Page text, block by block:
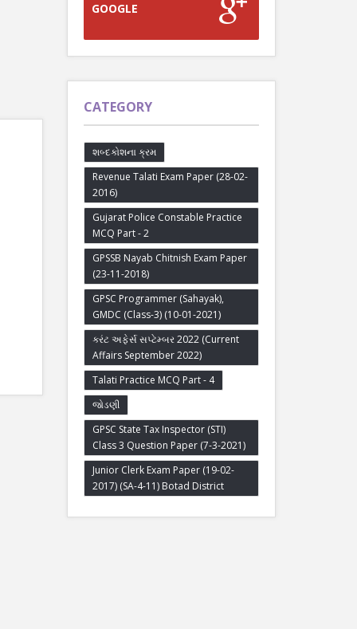
GOOGLE
CATEGORY
શબ્દકોશના ક્રમ
Revenue Talati Exam Paper (28-02-
2016)
Gujarat Police Constable Practice
MCQ Part - 2
GPSSB Nayab Chitnish Exam Paper
(23-11-2018)
GPSC Programmer (Sahayak),
GMDC (Class-3) (10-01-2021)
કરંટ અફેર્સ સપ્ટેમ્બર 2022 (Current
Affairs September 2022)
Talati Practice MCQ Part - 4
જોડણી
GPSC State Tax Inspector (STI)
Class 3 Question Paper (7-3-2021)
Junior Clerk Exam Paper (19-02-
2017) (SA-4-11) Botad District